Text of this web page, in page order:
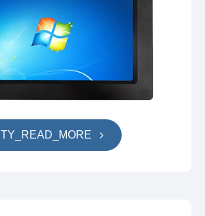
TY_READ_MORE